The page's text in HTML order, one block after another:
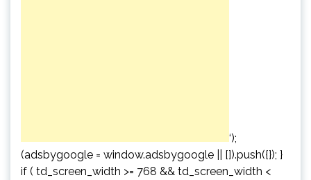
‘);
(adsbygoogle = window.adsbygoogle || []).push({}); }
if ( td_screen_width >= 768 && td_screen_width <